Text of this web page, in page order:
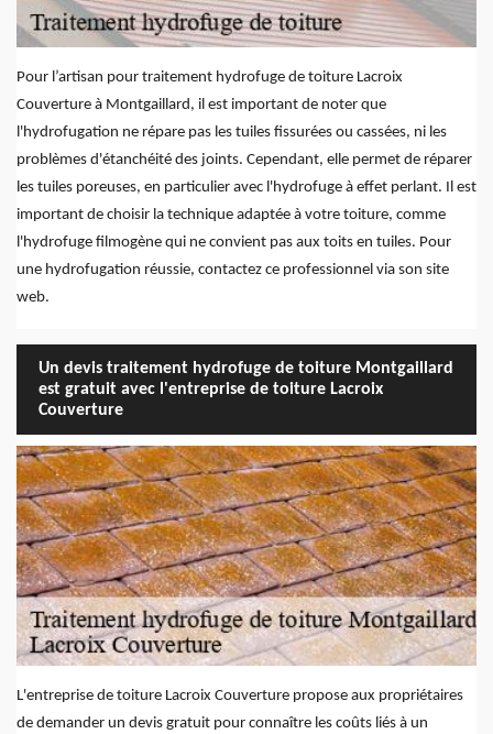
Pour l’artisan pour traitement hydrofuge de toiture Lacroix
Couverture à Montgaillard, il est important de noter que
l'hydrofugation ne répare pas les tuiles fissurées ou cassées, ni les
problèmes d'étanchéité des joints. Cependant, elle permet de réparer
les tuiles poreuses, en particulier avec l'hydrofuge à effet perlant. Il est
important de choisir la technique adaptée à votre toiture, comme
l'hydrofuge filmogène qui ne convient pas aux toits en tuiles. Pour
une hydrofugation réussie, contactez ce professionnel via son site
web.
Un devis traitement hydrofuge de toiture Montgaillard
est gratuit avec l'entreprise de toiture Lacroix
Couverture
L'entreprise de toiture Lacroix Couverture propose aux propriétaires
de demander un devis gratuit pour connaître les coûts liés à un